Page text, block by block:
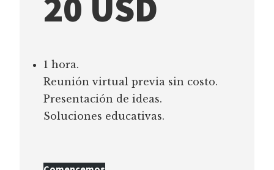
1 hora.
Reunión virtual previa sin costo.
Presentación de ideas.
Soluciones educativas.